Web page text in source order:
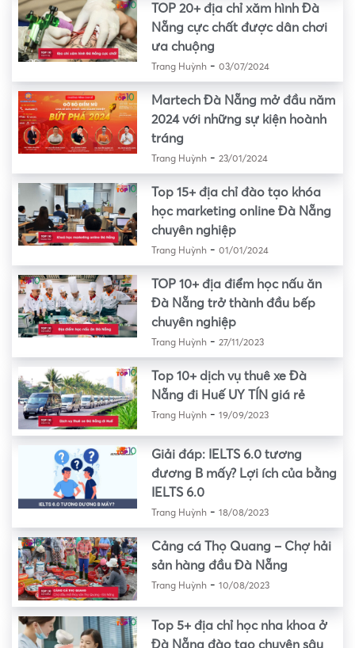
TOP 20+ địa chỉ xăm hình Đà
Nẵng cực chất được dân chơi
ưa chuộng
Trang Huỳnh- 03/07/2024
Martech Đà Nẵng mở đầu năm
2024 với những sự kiện hoành
tráng
Trang Huỳnh- 23/01/2024
Top 15+ địa chỉ đào tạo khóa
học marketing online Đà Nẵng
chuyên nghiệp
Trang Huỳnh- 01/01/2024
TOP 10+ địa điểm học nấu ăn
Đà Nẵng trở thành đầu bếp
chuyên nghiệp
Trang Huỳnh- 27/11/2023
Top 10+ dịch vụ thuê xe Đà
Nẵng đi Huế UY TÍN giá rẻ
Trang Huỳnh- 19/09/2023
Giải đáp: IELTS 6.0 tương
đương B mấy? Lợi ích của bằng
IELTS 6.0
Trang Huỳnh- 18/08/2023
Cảng cá Thọ Quang – Chợ hải
sản hàng đầu Đà Nẵng
Trang Huỳnh- 10/08/2023
Top 5+ địa chỉ học nha khoa ở
Đà Nẵng đào tạo chuyên sâu